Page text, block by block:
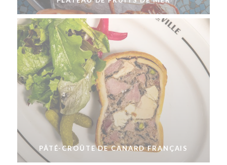
PÂTÉ-CROÛTE DE CANARD FRANÇAIS